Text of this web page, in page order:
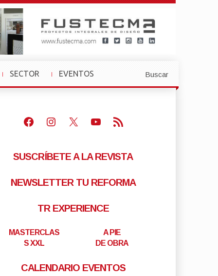
SECTOR
»
EVENTOS
»
Buscar
Facebook
Instagram
X Youtube
Feed RSS
SUSCRÍBETE A LA REVISTA
NEWSLETTER TU REFORMA
TR EXPERIENCE
MASTERCLAS
S XXL
A PIE
DE OBRA
CALENDARIO EVENTOS